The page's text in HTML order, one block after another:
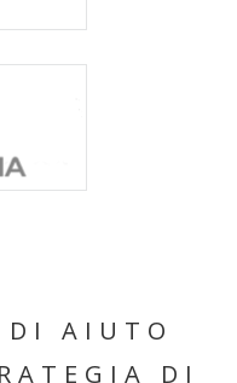
DI AIUTO
DI